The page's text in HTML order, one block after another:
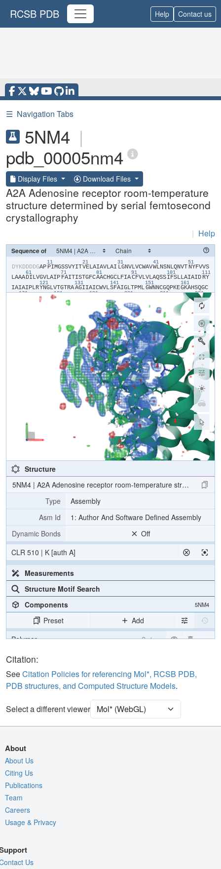
RCSB PDB Help Contact us
☰ Navigation Tabs
5NM4 |
pdb_00005nm4
Display Files Download Files
A2A Adenosine receptor room-temperature
structure determined by serial femtosecond
crystallography
| Help
Sequence of
​D​​Y​​K​​D​​D​​D​​D​​G​​A​​P​
11
​P​​I​​M​​G​​S​​S​​V​​Y​​I​​T​
21
​V​​E​​L​​A​​I​​A​​V​​L​​A​​I​
31
​L​​G​​N​​V​​L​​V​​C​​W​​A​​V​
41
​W​​L​​N​​S​​N​​L​​Q​​N​​V​​T​
51
​N​​Y​​F​​V​​V​​S​​
L​​A​​A​​A​
61
​D​​I​​L​​V​​G​​V​​L​​A​​I​​P​
71
​F​​A​​I​​T​​I​​S​​T​​G​​F​​C​
81
​A​​A​​C​​H​​G​​C​​L​​F​​I​​A​
91
​C​​F​​V​​L​​V​​L​​A​​Q​​S​​S​
101
​I​​F​​S​​L​​L​​A​​I​​A​​I​​D​
111
​R​​Y​​
I​​A​​I​​A​​I​​P​​L​​R​
121
​Y​​N​​G​​L​​V​​T​​G​​T​​R​​A​
131
​A​​G​​I​​I​​A​​I​​C​​W​​V​​L​
141
​S​​F​​A​​I​​G​​L​​T​​P​​M​​L​
151
​G​​W​​N​​N​​C​​G​​Q​​P​​K​​E​
161
​G​​K​​A​​H​​S​​Q​​G​​C​
171
​L​​F​ ​V​
181
​V​ ​N​​Y​
191
​V​​L​​V​
201 211
​A​​D​​L​
221
​E​​D​​N​​W​​
231 241 251
​R​​A​​A​​A​​L​ ​D​​A​​Q​​K​​A​​T​ ​P​​K​ ​E​​D​ ​D​ ​S​​P​ ​F​​R​
​E​
301
​K​​E​​A​​Q​​A​​A​​A​​E​​Q​
311
​L​​K​​T​​T​​R​​N​​A​ ​Y​
321
​E​​R​
331
​V​​H​​A​​
​C​
351
​W​ ​L​​P​​L​​H​​I​​I​​N​ ​C​​F​
361
​T​​F​​F​​C​​P​​D​​C​​S​​H​​A​
371
​P​​L​​W​​L​​M​ ​Y​​L​​A​​I​ ​V​
381
​L​ ​A​​H​​T​​N​ ​P​
391
​F​ ​I​
​I​​R​​S​ ​H​​V​​L​​R​​Q​​Q​​E​​P​​F​​K​​A​​A​​A​​H​​H​​H​​H​​H​​H​​H​​H​​H​​H​
Structure
5NM4 | A2A Adenosine receptor room-temperature structure
Type
Assembly
Asm Id
1: Author And Software Defined Assembly
Dynamic Bonds
Off
CLR 510 | K [auth A]
Measurements
Structure Motif Search
Components
5NM4
Preset
Add
Polymer
Cartoon
Ligand
Water Ball & Stick
Ion Ball & Stick
[Focus] Target
[Focus] Surroundings (5 Å) 2 reprs
Density
2Fo-Fc σ
Fo-Fc(-ve) σ
Entry
Citation:
SeeCitation Policies for referencing Mol*, RCSB PDB,
PDB structures, and Computed Structure Models.
Select a different viewer
About
About Us
Citing Us
Publications
Team
Careers
Usage & Privacy
Us